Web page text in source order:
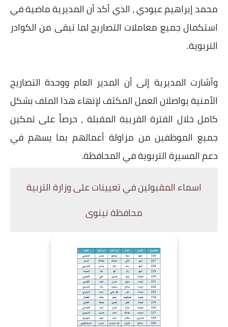
محمد إبراهيم عبودي ، الذي أكد أن المديرية ماضية في
استكمال جميع معاملات التصاريح لما تبقى من الكوادر
التربوية.
وأشارت المديرية إلى أن المدير العام ووحدة التصاريح
الأمنية يواصلان العمل المكثف لإنهاء هذا الملف بشكل
كامل خلال الفترة القريبة المقبلة ، حرصاً على تمكين
جميع الموظفين من مزاولة أعمالهم بما يسهم في
دعم المسيرة التربوية في المحافظة.
اسماء المقبولين في تعيينات على وزارة التربية
محافظة نينوى